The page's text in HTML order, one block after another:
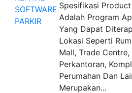
Spesifikasi
Adalah Program
Yang Dapat
Lokasi Seperti
Mall, Trade Centre,
Perkantoran,
Perumahan Dan
Merupakan...